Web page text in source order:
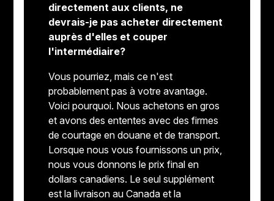
directement aux clients, ne
devrais-je pas acheter directement
auprès d'elles et couper
l'intermédiaire?
Vous pourriez, mais ce n'est
probablement pas à votre avantage.
Voici pourquoi. Nous achetons en gros
et avons des ententes avec des firmes
de courtage en douane et de transport.
Lorsque nous vous fournissons un prix,
nous vous donnons le prix final en
dollars canadiens. Le seul supplément
est la livraison au Canada et la